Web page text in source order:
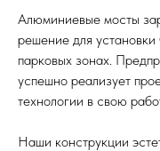
Алюминиевые мосты
решение для установки
парковых зонах.
успешно реализует
технологии в свою
Наши конструкции